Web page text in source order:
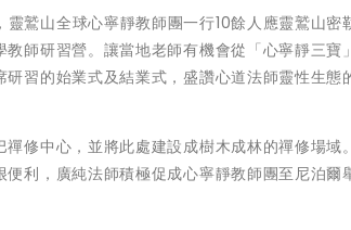
鷲山全球心寧靜教師團一行10餘人應靈鷲山密
師研習營。讓當地老師有機會從「心寧靜三寶
習的始業式及結業式，盛讚心道法師靈性生態
修中心，並將此處建設成樹木成林的禪修場域
利，廣純法師積極促成心寧靜教師團至尼泊爾